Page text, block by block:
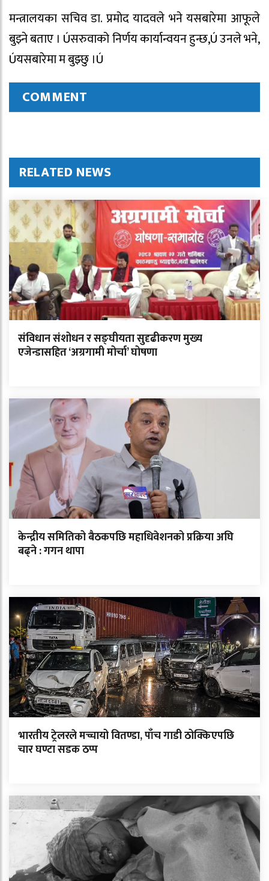
मन्त्रालयका सचिव डा. प्रमोद यादवले भने यसबारेमा आफूले
बुझ्ने बताए । Úसरुवाको निर्णय कार्यान्वयन हुन्छ,Ú उनले भने,
Úयसबारेमा म बुझ्छु ।Ú
COMMENT
RELATED NEWS
संविधान संशोधन र सङ्घीयता सुदृढीकरण मुख्य
एजेन्डासहित ‘अग्रगामी मोर्चा’ घोषणा
केन्द्रीय समितिको बैठकपछि महाधिवेशनको प्रक्रिया अघि
बढ्ने : गगन थापा
भारतीय ट्रेलरले मच्चायो वितण्डा, पाँच गाडी ठोक्किएपछि
चार घण्टा सडक ठप्प